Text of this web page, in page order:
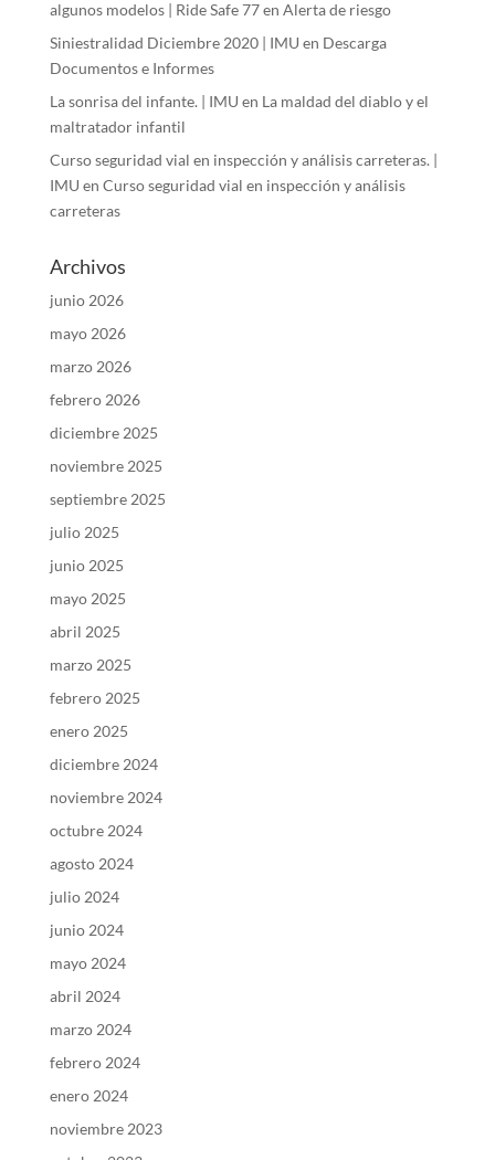
algunos modelos | Ride Safe 77en Alerta de riesgo
Siniestralidad Diciembre 2020 | IMU en Descarga
Documentos e Informes
La sonrisa del infante. | IMU en La maldad del diablo y el
maltratador infantil
Curso seguridad vial en inspección y análisis carreteras. |
IMU en Curso seguridad vial en inspección y análisis
carreteras
Archivos
junio 2026
mayo 2026
marzo 2026
febrero 2026
diciembre 2025
noviembre 2025
septiembre 2025
julio 2025
junio 2025
mayo 2025
abril 2025
marzo 2025
febrero 2025
enero 2025
diciembre 2024
noviembre 2024
octubre 2024
agosto 2024
julio 2024
junio 2024
mayo 2024
abril 2024
marzo 2024
febrero 2024
enero 2024
noviembre 2023